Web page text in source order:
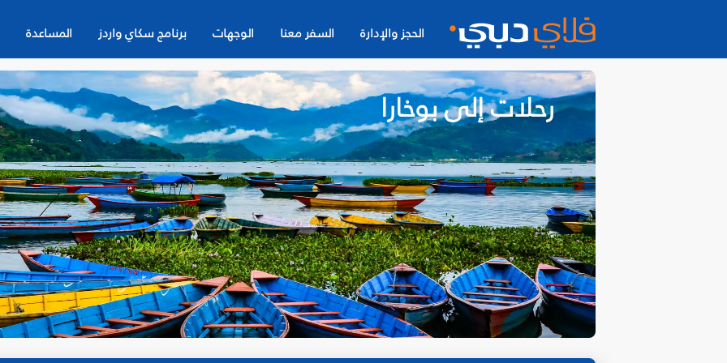
الحجز والإدارة السفر معنا الوجهات برنامج سكاي واردز المساعدة
رحلات إلى بوخارا